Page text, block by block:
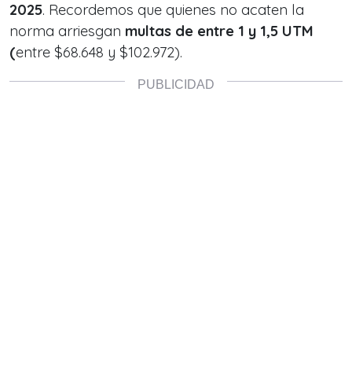
2025. Recordemos que quienes no acaten la
norma arriesgan multas de entre 1 y 1,5 UTM
(entre $68.648 y $102.972).